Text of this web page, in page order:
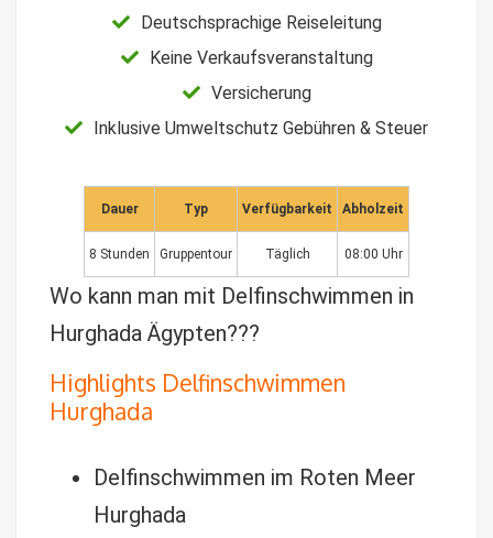
Deutschsprachige Reiseleitung
Keine Verkaufsveranstaltung
Versicherung
Inklusive Umweltschutz Gebühren & Steuer
Dauer Typ Verfügbarkeit Abholzeit
8 Stunden Gruppentour Täglich 08:00 Uhr
Wo kann man mit Delfinschwimmen in
Hurghada Ägypten???
Highlights Delfinschwimmen
Hurghada
Delfinschwimmen im Roten Meer
Hurghada